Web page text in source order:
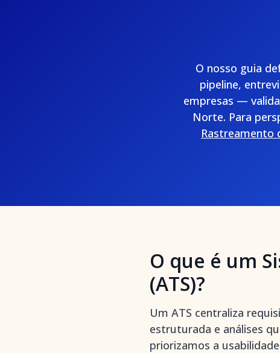
O nosso guia
pipeline,
empresas —
Norte. Para
Rastreamento
O que é um
(ATS)?
Um ATS centraliza
estruturada e análises
priorizamos a